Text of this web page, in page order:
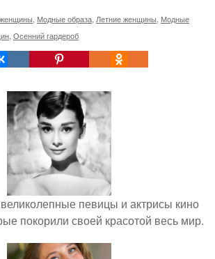
Модные образа Летние женщины Модные
Осенний гардероб
певицы и актрисы кино
покорили своей красотой весь мир.